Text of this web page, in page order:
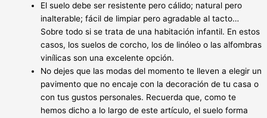
El suelo debe ser resistente pero cálido; natural pero
inalterable; fácil de limpiar pero agradable al tacto…
Sobre todo si se trata de una habitación infantil. En estos
casos, los suelos de corcho, los de linóleo o las alfombras
vinílicas son una excelente opción.
No dejes que las modas del momento te lleven a elegir un
pavimento que no encaje con la decoración de tu casa o
con tus gustos personales. Recuerda que, como te
hemos dicho a lo largo de este artículo, el suelo forma